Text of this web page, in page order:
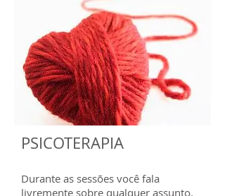
PSICOTERAPIA
Durante as sessões você fala
livremente sobre qualquer assunto.